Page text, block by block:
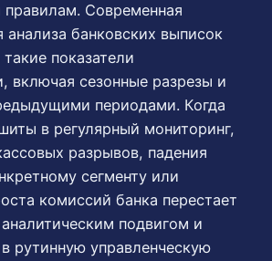
правилам. Современная
анализа банковских выписок
показатели
включая сезонные разрезы и
периодами. Когда
в регулярный мониторинг,
разрывов, падения
сегменту или
комиссий банка перестает
подвигом и
рутинную управленческую